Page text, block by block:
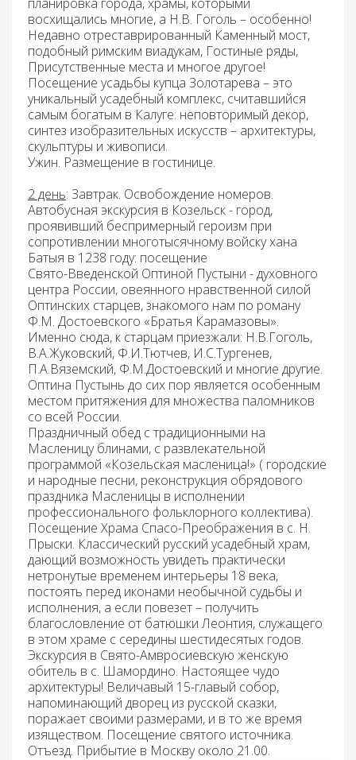
восхищались многие, а Н.В. Гоголь – особенно!
Недавно отреставрированный Каменный мост,
подобный римским виадукам, Гостиные ряды,
Присутственные места и многое другое!
Посещение усадьбы купца Золотарева –это
уникальный усадебный комплекс, считавшийся
самым богатым в Калуге: неповторимый декор,
синтез изобразительных искусств – архитектуры,
скульптуры и живописи.
Ужин. Размещение в гостинице.
2 день: Завтрак. Освобождение номеров.
Автобусная экскурсия в Козельск - город,
проявивший беспримерный героизм при
сопротивлении многотысячному войску хана
Батыя в 1238 году: посещение
Свято-Введенской Оптиной Пустыни -духовного
центра России, овеянного нравственной силой
Оптинских старцев, знакомого нам по роману
Ф.М. Достоевского «Братья Карамазовы».
Именно сюда, к старцам приезжали: Н.В.Гоголь,
В.А.Жуковский, Ф.И.Тютчев, И.С.Тургенев,
П.А.Вяземский, Ф.М.Достоевский и многие другие.
Оптина Пустынь до сих пор является особенным
местом притяжения для множества паломников
со всей России.
Праздничный обед с традиционными на
Масленицу блинами, с развлекательной
программой «Козельская масленица!» ( городские
и народные песни, реконструкция обрядового
праздника Масленицы в исполнении
профессионального фольклорного коллектива).
Посещение Храма Спасо-Преображения в с. Н.
Прыски. Классический русский усадебный храм,
дающий возможность увидеть практически
нетронутые временем интерьеры 18 века,
постоять перед иконами необычной судьбы и
исполнения, а если повезет – получить
благословление от батюшки Леонтия, служащего
в этом храме с середины шестидесятых годов.
Экскурсия в Свято-Амвросиевскую женскую
обитель в с. Шамордино. Настоящее чудо
архитектуры! Величавый 15-главый собор,
напоминающий дворец из русской сказки,
поражает своими размерами, и в то же время
изяществом. Посещение святого источника.
Отъезд. Прибытие в Москву около 21.00.